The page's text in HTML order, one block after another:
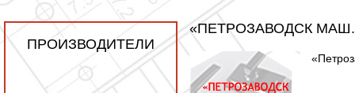
ПРОИЗВОДИТЕЛИ
«ПЕТРОЗАВОДСК